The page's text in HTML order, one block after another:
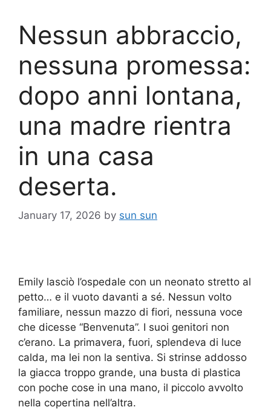
Nessun abbraccio,
nessuna promessa:
dopo anni lontana,
una madre rientra
in una casa
deserta.
January 17, 2026 by sun sun
Emily lasciò l’ospedale con un neonato stretto al
petto… e il vuoto davanti a sé. Nessun volto
familiare, nessun mazzo di fiori, nessuna voce
che dicesse “Benvenuta”. I suoi genitori non
c’erano. La primavera, fuori, splendeva di luce
calda, ma lei non la sentiva. Si strinse addosso
la giacca troppo grande, una busta di plastica
con poche cose in una mano, il piccolo avvolto
nella copertina nell’altra.